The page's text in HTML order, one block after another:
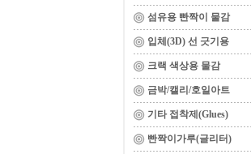
섬유용 빤짝이 물감
입체(3D) 선 긋기용
크랙 색상용 물감
금박/캘리/호일아트
기타 접착제(Glues)
빤짝이가루(글리터)